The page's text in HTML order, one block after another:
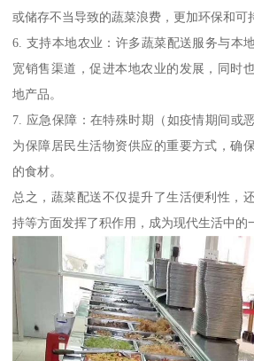
或储存不当导致的蔬菜浪费，更加环保和可
6. 支持本地农业：许多蔬菜配送服务与本
宽销售渠道，促进本地农业的发展，同时
地产品。
7. 应急保障：在特殊时期（如疫情期间或
为保障居民生活物资供应的重要方式，确
的食材。
总之，蔬菜配送不仅提升了生活便利性，
持等方面发挥了积作用，成为现代生活中的